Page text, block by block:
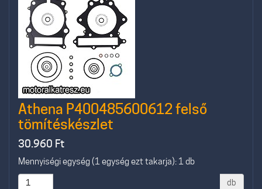
Athena P400485600612 felső
tömítéskészlet
30.960 Ft
Mennyiségi egység (1 egység ezt takarja): 1 db
db